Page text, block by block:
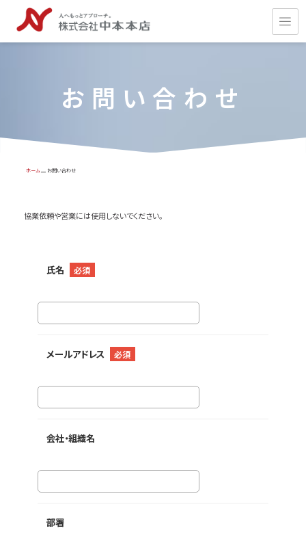
お問い合わせ
ホーム お問い合わせ
協業依頼や営業には使用しないでください。
氏名 必須
メールアドレス 必須
会社・組織名
部署